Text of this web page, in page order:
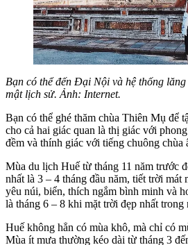
Bạn có thể đến Đại Nội và hệ thống
mật lịch sử. Ảnh: Internet.
Bạn có thể ghé thăm chùa Thiên Mụ để
cho cả hai giác quan là thị giác với
đềm và thính giác với tiếng chuông chùa
Mùa du lịch Huế từ tháng 11 năm trước
nhất là 3 – 4 tháng đầu năm, tiết trời
yêu núi, biển, thích ngắm bình minh và
là tháng 6 – 8 khi mặt trời đẹp nhất trong
Huế không hẳn có mùa khô, mà chỉ có
Mùa ít mưa thường kéo dài từ tháng 3